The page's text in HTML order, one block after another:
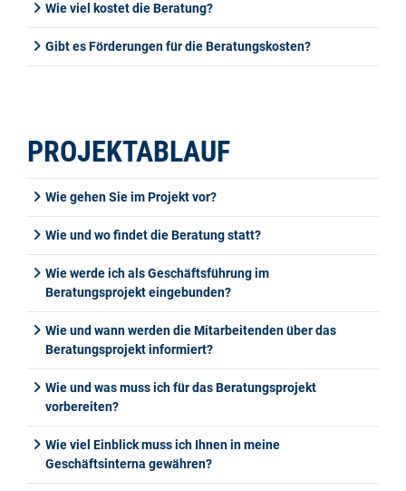
Wie viel kostet die Beratung?
Gibt es Förderungen für die Beratungskosten?
PROJEKTABLAUF
Wie gehen Sie im Projekt vor?
Wie und wo findet die Beratung statt?
Wie werde ich als Geschäftsführung im
Beratungsprojekt eingebunden?
Wie und wann werden die Mitarbeitenden über das
Beratungsprojekt informiert?
Wie und was muss ich für das Beratungsprojekt
vorbereiten?
Wie viel Einblick muss ich Ihnen in meine
Geschäftsinterna gewähren?